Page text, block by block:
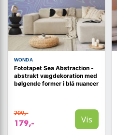
WONDA
Fototapet Sea Abstraction -
abstrakt vægdekoration med
bølgende former i blå nuancer
209,-
179,- Vis